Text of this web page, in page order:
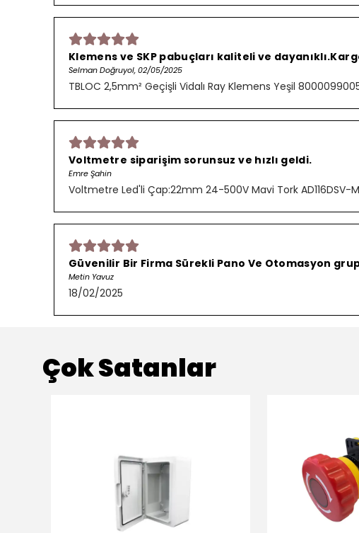
Klemens ve SKP pabuçları kaliteli ve
Selman Doğruyol, 02/05/2025
TBLOC 2,5mm² Geçişli Vidalı Ray Klemens Yeşil
Voltmetre siparişim sorunsuz ve hızlı geldi.
Emre Şahin
Voltmetre Led'li Çap:22mm 24-500V Mavi Tork AD116DSV-M
Güvenilir Bir Firma Sürekli Pano Ve Otomasyon
Metin Yavuz
18/02/2025
Çok Satanlar